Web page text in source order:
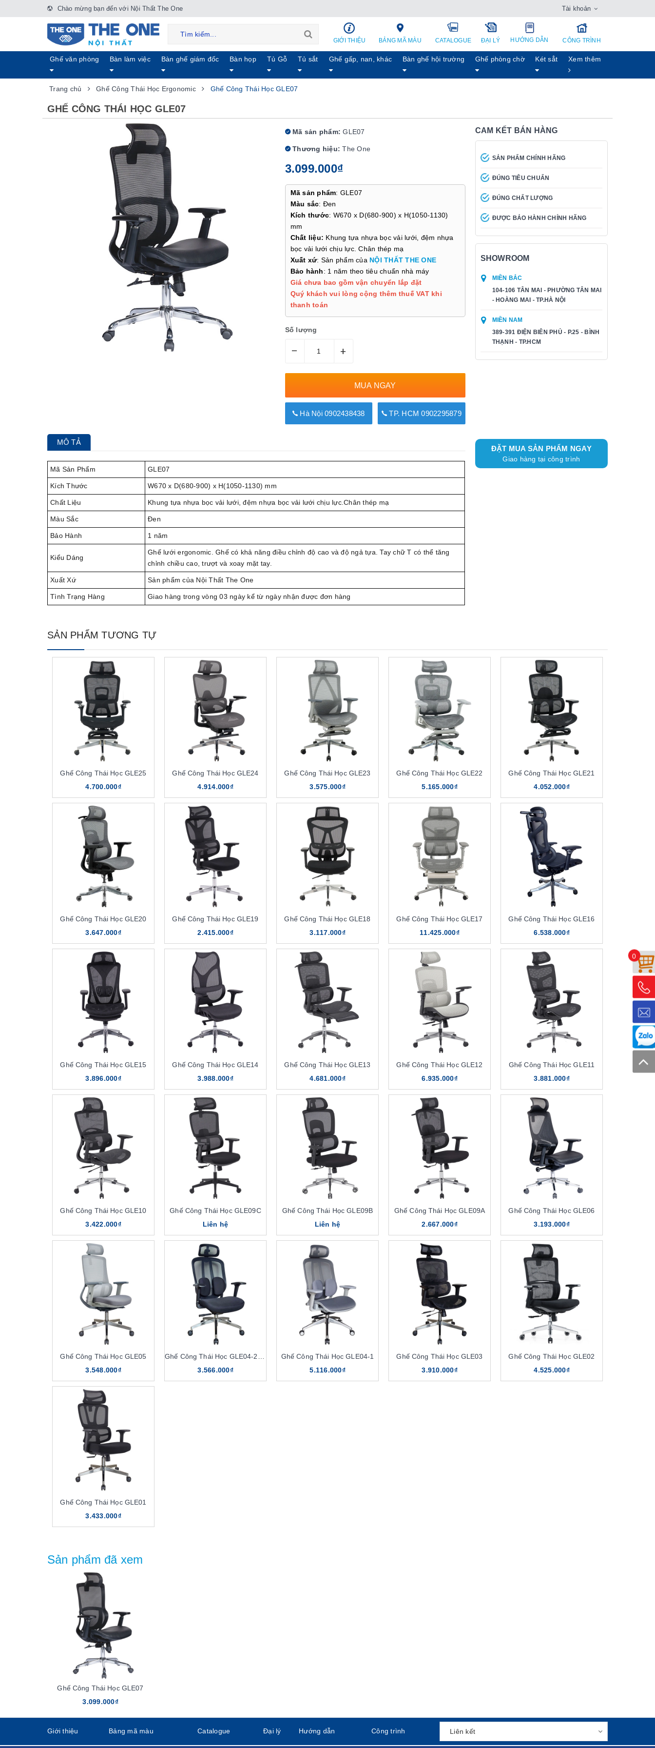
Chào mừng bạn đến với Nội Thất The One Tài khoản
GIỚI THIỆU BẢNG MÃ MÀU CATALOGUE ĐẠI LÝ HƯỚNG DẪN CÔNG TRÌNH
Ghế văn phòng Bàn làm việc Bàn ghế giám đốc Bàn họp Tủ Gỗ Tủ sắt Ghế gấp, nan, khác Bàn ghế hội trường Ghế phòng chờ Két sẳt Xem thêm
Trang chủ Ghế Công Thái Học Ergonomic Ghế Công Thái Học GLE07
GHẾ CÔNG THÁI HỌC GLE07
Mã sản phẩm: GLE07
Thương hiệu: The One
3.099.000₫
Mã sản phẩm: GLE07
Màu sắc: Đen
Kích thước: W670 x D(680-900) x H(1050-1130)
mm
Chất liệu: Khung tựa nhựa bọc vải lưới, đệm nhựa
bọc vải lưới chịu lực. Chân thép mạ
Xuất xứ: Sản phẩm của NỘI THẤT THE ONE
Bảo hành: 1 năm theo tiêu chuẩn nhà máy
Giá chưa bao gồm vận chuyển lắp đặt
Quý khách vui lòng cộng thêm thuế VAT khi
thanh toán
Số lượng
– +
MUA NGAY
Hà Nội 0902438438 TP. HCM 0902295879
CAM KẾT BÁN HÀNG
SẢN PHẨM CHÍNH HÃNG
ĐÚNG TIÊU CHUẨN
ĐÚNG CHẤT LƯỢNG
ĐƯỢC BẢO HÀNH CHÍNH HÃNG
SHOWROOM
MIỀN BẮC
104-106 TÂN MAI - PHƯỜNG TÂN MAI
- HOÀNG MAI - TP.HÀ NỘI
MIỀN NAM
389-391 ĐIỆN BIÊN PHỦ - P.25 - BÌNH
THẠNH - TP.HCM
MÔ TẢ
Mã Sản Phẩm GLE07
Kích Thước W670 x D(680-900) x H(1050-1130) mm
Chất Liệu Khung tựa nhựa bọc vải lưới, đệm nhựa bọc vải lưới chịu lực.Chân thép mạ
Màu Sắc Đen
Bảo Hành 1 năm
Kiểu Dáng
Ghế lưới ergonomic. Ghế có khả năng điều chỉnh độ cao và độ ngả tựa. Tay chữ T có thể tăng
chỉnh chiều cao, trượt và xoay mặt tay.
Xuất Xứ Sản phẩm của Nội Thất The One
Tình Trạng Hàng Giao hàng trong vòng 03 ngày kể từ ngày nhận được đơn hàng
ĐẶT MUA SẢN PHẨM NGAY
Giao hàng tại công trình
SẢN PHẨM TƯƠNG TỰ
Ghế Công Thái Học GLE25
4.700.000₫
Ghế Công Thái Học GLE24
4.914.000₫
Ghế Công Thái Học GLE23
3.575.000₫
Ghế Công Thái Học GLE22
5.165.000₫
Ghế Công Thái Học GLE21
4.052.000₫
Ghế Công Thái Học GLE20
3.647.000₫
Ghế Công Thái Học GLE19
2.415.000₫
Ghế Công Thái Học GLE18
3.117.000₫
Ghế Công Thái Học GLE17
11.425.000₫
Ghế Công Thái Học GLE16
6.538.000₫
Ghế Công Thái Học GLE15
3.896.000₫
Ghế Công Thái Học GLE14
3.988.000₫
Ghế Công Thái Học GLE13
4.681.000₫
Ghế Công Thái Học GLE12
6.935.000₫
Ghế Công Thái Học GLE11
3.881.000₫
Ghế Công Thái Học GLE10
3.422.000₫
Ghế Công Thái Học GLE09C
Liên hệ
Ghế Công Thái Học GLE09B
Liên hệ
Ghế Công Thái Học GLE09A
2.667.000₫
Ghế Công Thái Học GLE06
3.193.000₫
Ghế Công Thái Học GLE05
3.548.000₫
Ghế Công Thái Học GLE04-2, GLE04-3
3.566.000₫
Ghế Công Thái Học GLE04-1
5.116.000₫
Ghế Công Thái Học GLE03
3.910.000₫
Ghế Công Thái Học GLE02
4.525.000₫
Ghế Công Thái Học GLE01
3.433.000₫
Sản phẩm đã xem
Ghế Công Thái Học GLE07
3.099.000₫
0
Giới thiệu Bảng mã màu Catalogue Đại lý Hướng dẫn Công trình